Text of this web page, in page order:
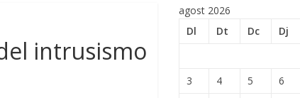
intrusismo
agost 2026
Dl
Dt Dc Dj
3
4 5 6